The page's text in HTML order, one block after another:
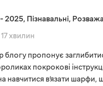
2025, Пізнавальні,
17 хвилин
блогу пропонує
покрокові
навчитися в’язати шарфи,